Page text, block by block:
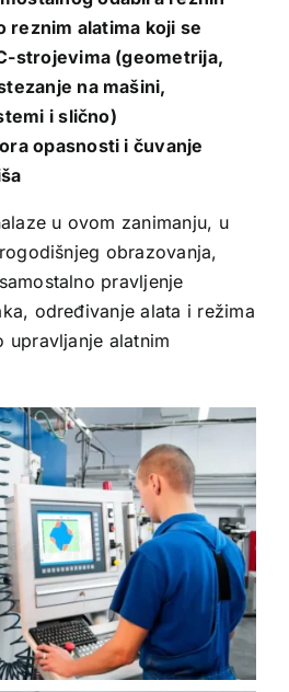
reznim alatima koji se
strojevima (geometrija,
na mašini,
i slično)
opasnosti i čuvanje
u ovom zanimanju, u
obrazovanja,
pravljenje
određivanje alata i režima
upravljanje alatnim